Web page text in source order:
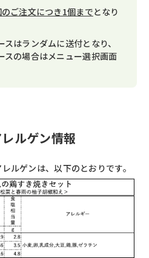
ご注文につき1個までとなり
はランダムに送付となり、
スの場合はメニュー選択画面
ルゲン情報
ルゲンは、以下のとおりです。